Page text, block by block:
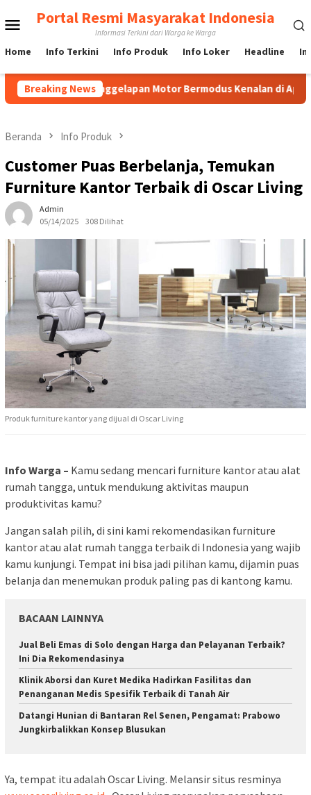
ke
Menu
Mobile
Portal Resmi Masyarakat Indonesia
Informasi Terkini dari Warga ke Warga
Home Info Terkini Info Produk Info Loker Headline
Breaking News
Penggelapan Motor Bermodus Kenalan di Aplikasi Kencan,
Beranda Info Produk
Customer Puas Berbelanja, Temukan
Furniture Kantor Terbaik di Oscar Living
Admin
05/14/2025
308 Dilihat
Produk furniture kantor yang dijual di Oscar Living
Info Warga – Kamu sedang mencari furniture kantor atau alat
rumah tangga, untuk mendukung aktivitas maupun
produktivitas kamu?
Jangan salah pilih, di sini kami rekomendasikan furniture
kantor atau alat rumah tangga terbaik di Indonesia yang wajib
kamu kunjungi. Tempat ini bisa jadi pilihan kamu, dijamin puas
belanja dan menemukan produk paling pas di kantong kamu.
BACAAN LAINNYA
Jual Beli Emas di Solo dengan Harga dan Pelayanan Terbaik?
Ini Dia Rekomendasinya
Klinik Aborsi dan Kuret Medika Hadirkan Fasilitas dan
Penanganan Medis Spesifik Terbaik di Tanah Air
Datangi Hunian di Bantaran Rel Senen, Pengamat: Prabowo
Jungkirbalikkan Konsep Blusukan
Ya, tempat itu adalah Oscar Living. Melansir situs resminya